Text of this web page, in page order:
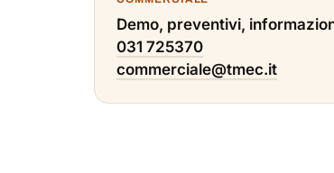
Demo, preventivi,
031 725370
commerciale@tmec.it